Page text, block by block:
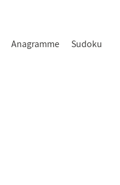
Anagramme Sudoku